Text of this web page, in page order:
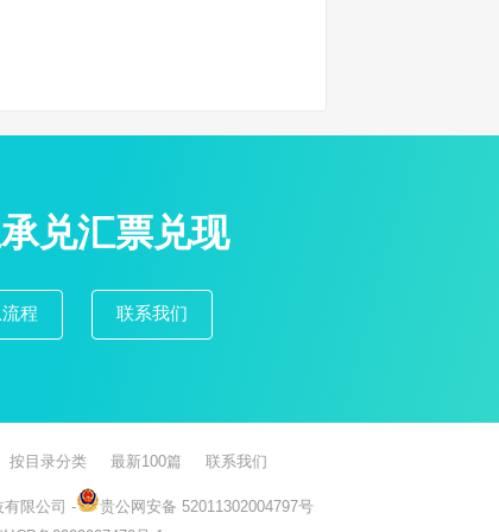
兑汇票兑现
程 联系我们
按目录分类 最新100篇 联系我们
限公司 -
贵公网安备 52011302004797号